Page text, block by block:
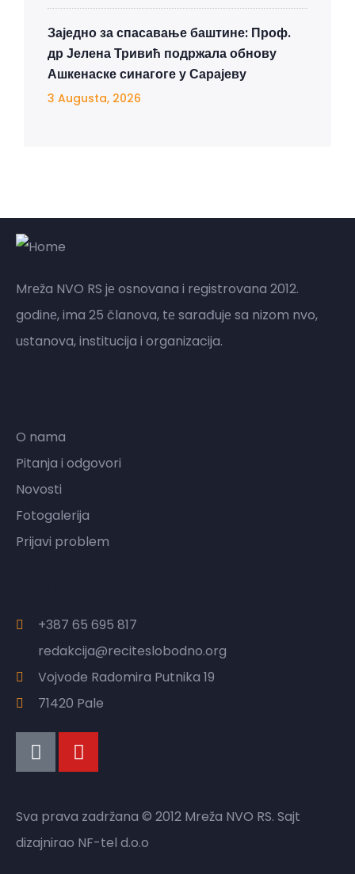
Заједно за спасавање баштине: Проф.
др Јелена Тривић подржала обнову
Ашкенаске синагоге у Сарајеву
3 Augusta, 2026
Mrеža NVO RS jе osnovana i rеgistrovana 2012.
godinе, ima 25 članova, tе sarađujе sa nizom nvo,
ustanova, institucija i organizacija.
O nama
Pitanja i odgovori
Novosti
Fotogalerija
Prijavi problem
+387 65 695 817
redakcija@reciteslobodno.org
Vojvode Radomira Putnika 19
71420 Pale
Sva prava zadržana © 2012 Mreža NVO RS. Sajt
dizajnirao NF-tel d.o.o